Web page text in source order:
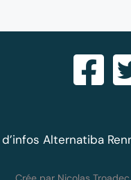
Alternatiba